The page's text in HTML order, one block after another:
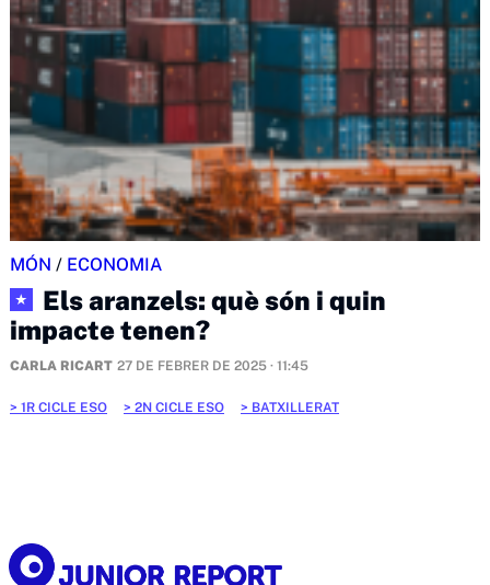
MÓN / ECONOMIA
★
Els aranzels: què són i quin
impacte tenen?
CARLA RICART 27 DE FEBRER DE 2025 · 11:45
1R CICLE ESO 2N CICLE ESO BATXILLERAT